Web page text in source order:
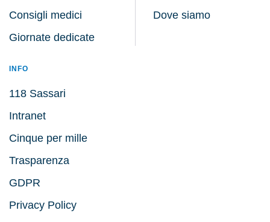
Consigli medici
Giornate dedicate
Dove siamo
INFO
118 Sassari
Intranet
Cinque per mille
Trasparenza
GDPR
Privacy Policy